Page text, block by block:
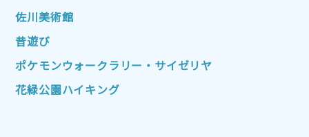
2022年7月
2022年4月
2022年1月 2021年12月 2021年11月
2021年10月 2021年9月
佐川美術館
昔遊び
ポケモンウォークラリー・サイゼリヤ
花緑公園ハイキング